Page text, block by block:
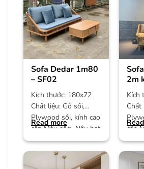
Sofa Dedar 1m80
– SF02
Kích thước: 180x72
Chất liệu: Gỗ sồi,
Plywood sồi, kính cao
cấp Màu sắc: Nâu hạt
dẻ Bảo hành: 12
Read more
2m
Kích
Chất
cấp
dẻ